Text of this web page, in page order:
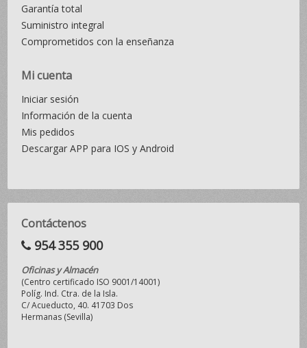
Garantía total
Suministro integral
Comprometidos con la enseñanza
Mi cuenta
Iniciar sesión
Información de la cuenta
Mis pedidos
Descargar APP para IOS y Android
Contáctenos
954 355 900
Oficinas y Almacén
(Centro certificado ISO 9001/14001)
Políg. Ind. Ctra. de la Isla.
C/ Acueducto, 40. 41703 Dos
Hermanas (Sevilla)